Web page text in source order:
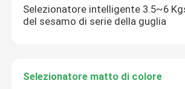
selezionatore di colore
Selezionatore intelligente 3.5~6
del sesamo di serie della guglia
Selezionatore matto di colore